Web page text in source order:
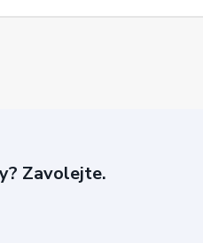
Zavolejte.